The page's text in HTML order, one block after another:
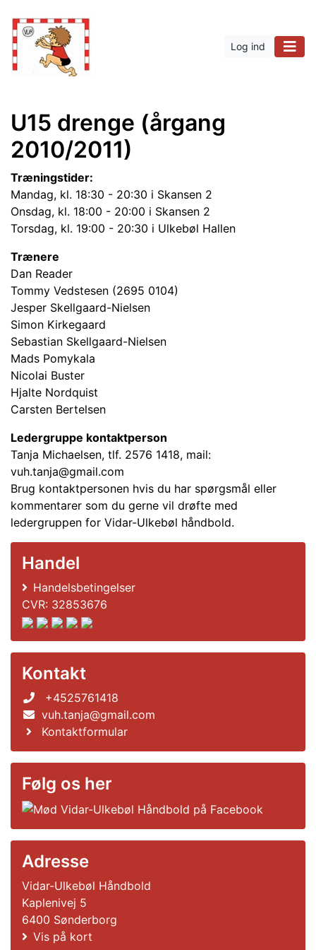
Log ind
U15 drenge (årgang
2010/2011)
Træningstider:
Mandag, kl. 18:30 - 20:30 i Skansen 2
Onsdag, kl. 18:00 - 20:00 i Skansen 2
Torsdag, kl. 19:00 - 20:30 i Ulkebøl Hallen
Trænere
Dan Reader
Tommy Vedstesen (2695 0104)
Jesper Skellgaard-Nielsen
Simon Kirkegaard
Sebastian Skellgaard-Nielsen
Mads Pomykala
Nicolai Buster
Hjalte Nordquist
Carsten Bertelsen
Ledergruppe kontaktperson
Tanja Michaelsen, tlf. 2576 1418, mail:
vuh.tanja@gmail.com
Brug kontaktpersonen hvis du har spørgsmål eller
kommentarer som du gerne vil drøfte med
ledergruppen for Vidar-Ulkebøl håndbold.
Handel
Handelsbetingelser
CVR: 32853676
Kontakt
+4525761418
vuh.tanja@gmail.com
Kontaktformular
Følg os her
Adresse
Vidar-Ulkebøl Håndbold
Kaplenivej 5
6400 Sønderborg
Vis på kort